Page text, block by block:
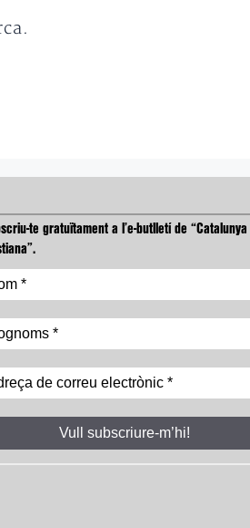
te gratuïtament a l’e-butlletí de “Catalunya